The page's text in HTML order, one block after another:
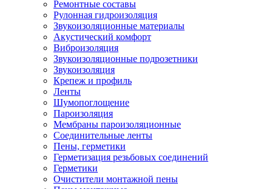
Ремонтные составы
Рулонная гидроизоляция
Звукоизоляционные материалы
Акустический комфорт
Виброизоляция
Звукоизоляционные подрозетники
Звукоизоляция
Крепеж и профиль
Ленты
Шумопоглощение
Пароизоляция
Мембраны пароизоляционные
Соединительные ленты
Пены, герметики
Герметизация резьбовых соединений
Герметики
Очистители монтажной пены